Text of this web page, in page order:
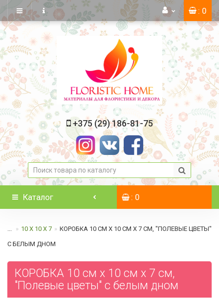
: 0
+375 (29) 186-81-75
Каталог : 0
... 10 Х 10 Х 7 КОРОБКА 10 СМ Х 10 СМ Х 7 СМ, "ПОЛЕВЫЕ ЦВЕТЫ"
C БЕЛЫМ ДНОМ
КОРОБКА 10 см х 10 см х 7 см,
"Полевые цветы" c белым дном